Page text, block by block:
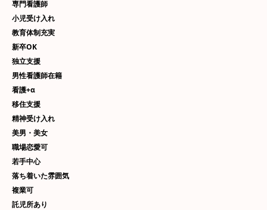
専門看護師
小児受け入れ
教育体制充実
新卒OK
独立支援
男性看護師在籍
看護+α
移住支援
精神受け入れ
美男・美女
職場恋愛可
若手中心
落ち着いた雰囲気
複業可
託児所あり